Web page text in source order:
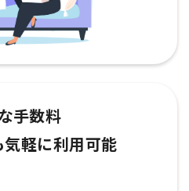
手数料
軽に利用可能